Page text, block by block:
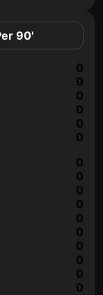
90'
0
0
0
0
0
0
0
0
0
0
0
0
0
0
0
0